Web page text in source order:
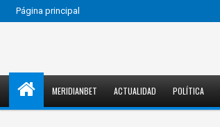
Página principal
MERIDIANBET ACTUALIDAD POLÍTICA